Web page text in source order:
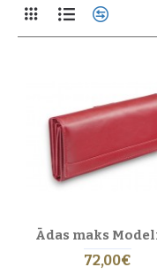
toņiem. Pilnīgam ādas
sieviešu jostas,sieviešu
Izteiksmīga, eleganta
Patīkama tauste
Izstrādāti un roku
Bordo kolekcija apvieno
Uzziniet vairāk par mūsu
Roku darbs Rīgā,
72,00€